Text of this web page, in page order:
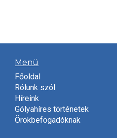
Menü
Főoldal
Rólunk szól
Híreink
Gólyahíres történetek
Örökbefogadóknak